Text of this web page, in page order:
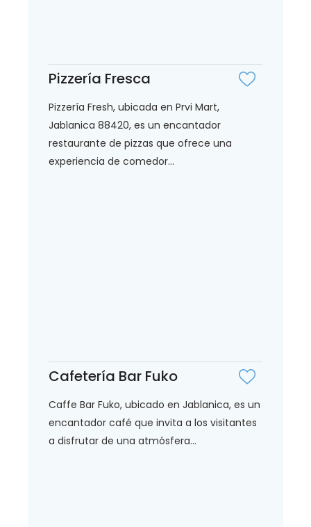
Pizzería Fresca
Pizzería Fresh, ubicada en Prvi Mart,
Jablanica 88420, es un encantador
restaurante de pizzas que ofrece una
experiencia de comedor...
Cafetería Bar Fuko
Caffe Bar Fuko, ubicado en Jablanica, es un
encantador café que invita a los visitantes
a disfrutar de una atmósfera...